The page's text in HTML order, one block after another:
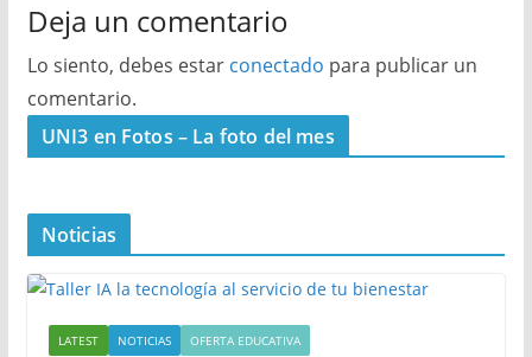
Deja un comentario
Lo siento, debes estar conectado para publicar un
comentario.
UNI3 en Fotos – La foto del mes
Noticias
LATEST NOTICIAS OFERTA EDUCATIVA